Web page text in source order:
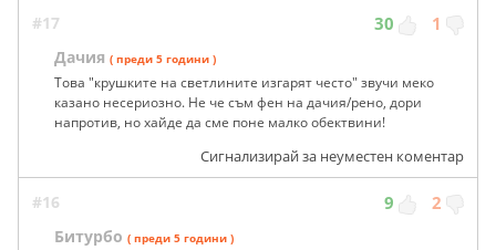
#17 30 1
Дачия ( преди 5 години )
Това "крушките на светлините изгарят често" звучи меко
казано несериозно. Не че съм фен на дачия/рено, дори
напротив, но хайде да сме поне малко обектвини!
Сигнализирай за неуместен коментар
#16 9 2
Битурбо ( преди 5 години )